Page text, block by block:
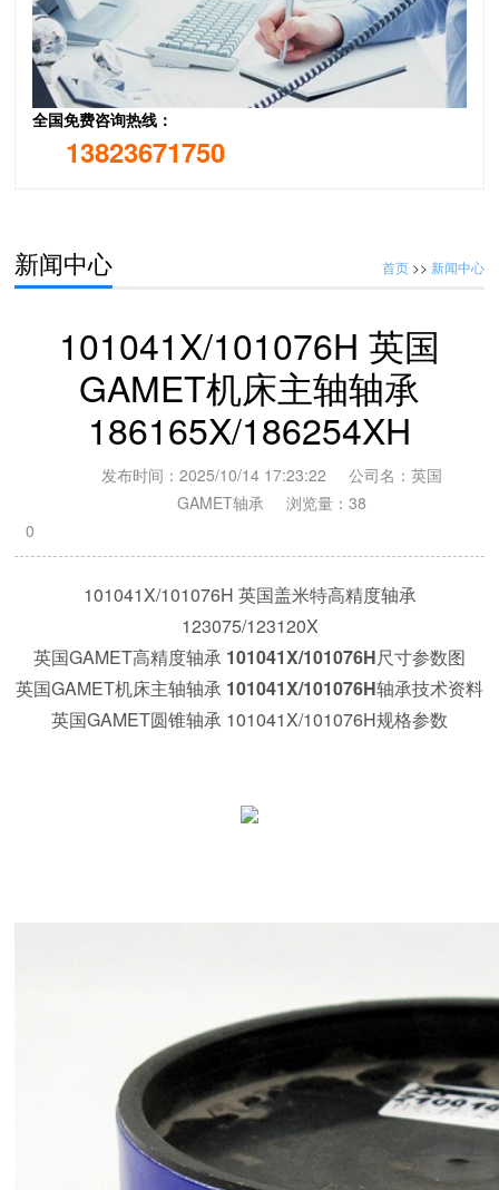
163150/163210 英国盖米特机床主轴轴承 181118/181190XG
141107X/141165XC 英国盖米特圆锥滚子轴承;119045/119085H
240149X/240241X 英国盖米特圆锥滚子轴承 101038X/101076
全国免费咨询热线：
13823671750
首页>> 新闻中心
新闻中心
101041X/101076H 英国
GAMET机床主轴轴承
186165X/186254XH
发布时间：2025/10/14 17:23:22 公司名：英国
GAMET轴承 浏览量： 38
0
101041X/101076H 英国盖米特高精度轴承
123075/123120X
英国GAMET高精度轴承 101041X/101076H尺寸参数图
英国GAMET机床主轴轴承 101041X/101076H轴承技术资料
英国GAMET圆锥轴承 101041X/101076H规格参数